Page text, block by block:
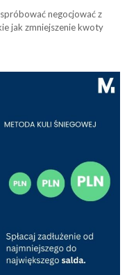
negocjować z
jak zmniejszenie kwoty